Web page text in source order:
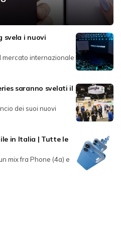
svela i nuovi
mercato internazionale
saranno svelati il
dei suoi nuovi
in Italia | Tutte le
mix fra Phone (4a) e